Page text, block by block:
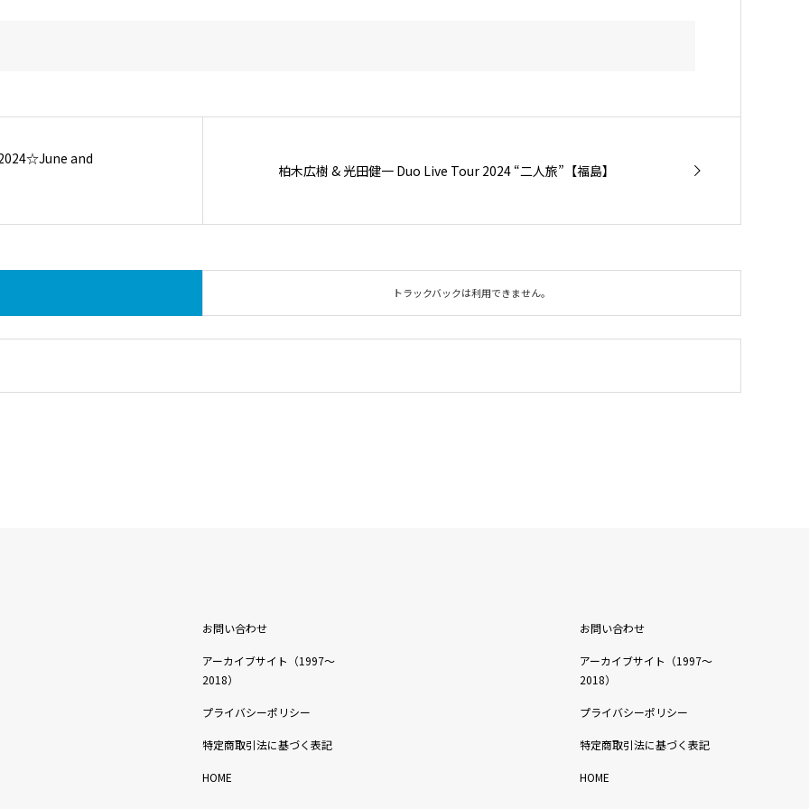
and
柏木広樹 & 光田健一 Duo Live Tour 2024 “二人旅”【福島】
トラックバックは利用できません。
お問い合わせ
アーカイブサイト（1997〜
2018）
プライバシーポリシー
特定商取引法に基づく表記
HOME
お問い合わせ
アーカイブサイト（1997〜
2018）
プライバシーポリシー
特定商取引法に基づく表記
HOME